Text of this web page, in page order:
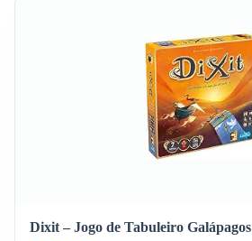
Dixit – Jogo de Tabuleiro Galápagos